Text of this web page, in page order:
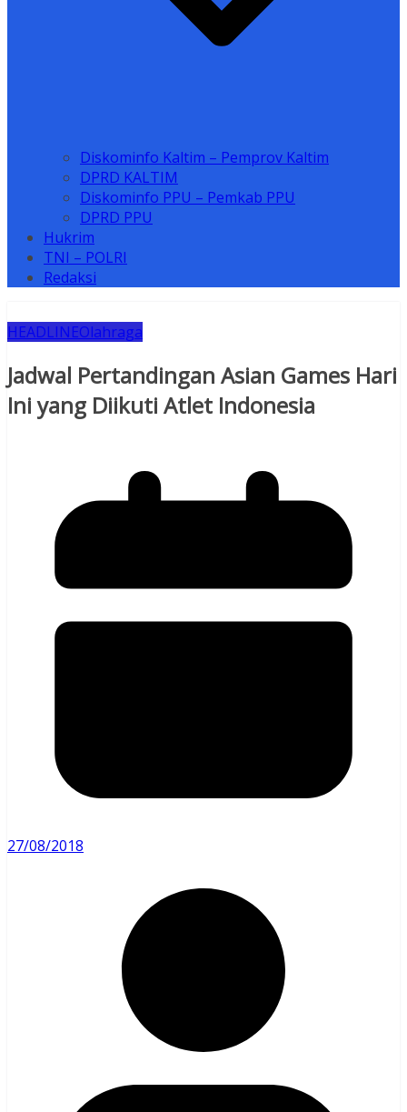
Diskominfo Kaltim – Pemprov Kaltim
DPRD KALTIM
Diskominfo PPU – Pemkab PPU
DPRD PPU
Hukrim
TNI – POLRI
Redaksi
HEADLINEOlahraga
Jadwal Pertandingan Asian Games Hari
Ini yang Diikuti Atlet Indonesia
27/08/2018